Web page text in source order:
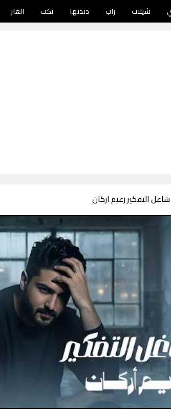
شيلات راب دندنها نكت الغاز
التفكير زعيم اركان